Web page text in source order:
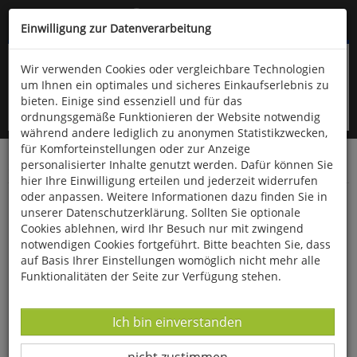
Kompletten Head der Seite überspringen
oder (06766) 9323-960
Startseite Bücher Literatur Belletristik
Der Traum des Louis Vuitton
Einwilligung zur Datenverarbeitung
Wir verwenden Cookies oder vergleichbare Technologien
um Ihnen ein optimales und sicheres Einkaufserlebnis zu
bieten. Einige sind essenziell und für das
ordnungsgemäße Funktionieren der Website notwendig
während andere lediglich zu anonymen Statistikzwecken,
für Komforteinstellungen oder zur Anzeige
personalisierter Inhalte genutzt werden. Dafür können Sie
hier Ihre Einwilligung erteilen und jederzeit widerrufen
oder anpassen. Weitere Informationen dazu finden Sie in
unserer Datenschutzerklärung. Sollten Sie optionale
Cookies ablehnen, wird Ihr Besuch nur mit zwingend
notwendigen Cookies fortgeführt. Bitte beachten Sie, dass
auf Basis Ihrer Einstellungen womöglich nicht mehr alle
Funktionalitäten der Seite zur Verfügung stehen.
Datenverarbeitung -
Ich bin einverstanden